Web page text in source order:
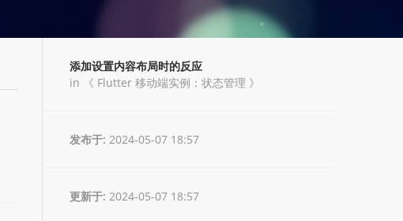
添加设置内容布局时的反应
in 《 Flutter 移动端实例：状态管理 》
发布于: 2024-05-07 18:57
更新于: 2024-05-07 18:57